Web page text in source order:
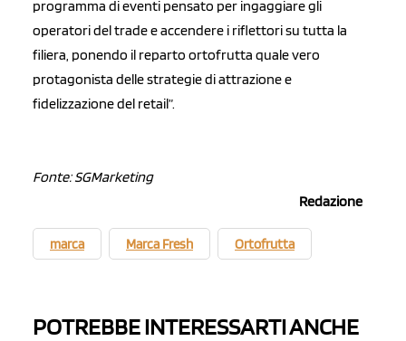
programma di eventi pensato per ingaggiare gli
operatori del trade e accendere i riflettori su tutta la
filiera, ponendo il reparto ortofrutta quale vero
protagonista delle strategie di attrazione e
fidelizzazione del retail”.
Fonte: SGMarketing
Redazione
marca Marca Fresh Ortofrutta
POTREBBE INTERESSARTI ANCHE